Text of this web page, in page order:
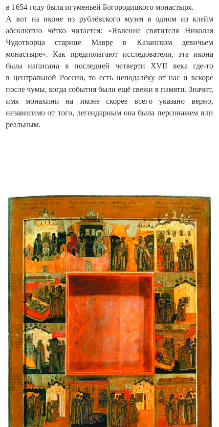
в 1654 году была игуменьей Богородицкого монастыря.
А вот на иконе из рублёвского музея в одном из клейм
абсолютно чётко читается: «Явление святителя Николая
Чудотворца старице Мавре в Казанском девичьем
монастыре». Как предполагают исследователи, эта икона
была написана в последней четверти XVII века где-то
в центральной России, то есть неподалёку от нас и вскоре
после чумы, когда события были ещё свежи в памяти. Значит,
имя монахини на иконе скорее всего указано верно,
независимо от того, легендарным она была персонажем или
реальным.